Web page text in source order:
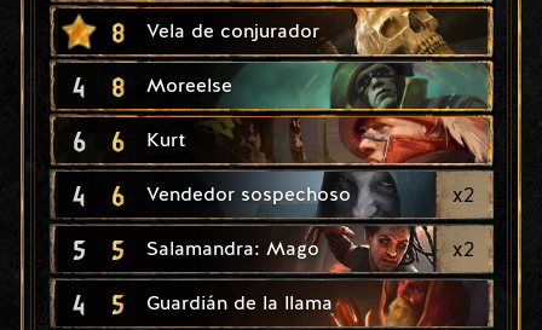
8 Vela de conjurador
4 8 Moreelse
6 6 Kurt
4 6 Vendedor sospechoso x2
5 5 Salamandra: Mago x2
4 5 Guardián de la llama